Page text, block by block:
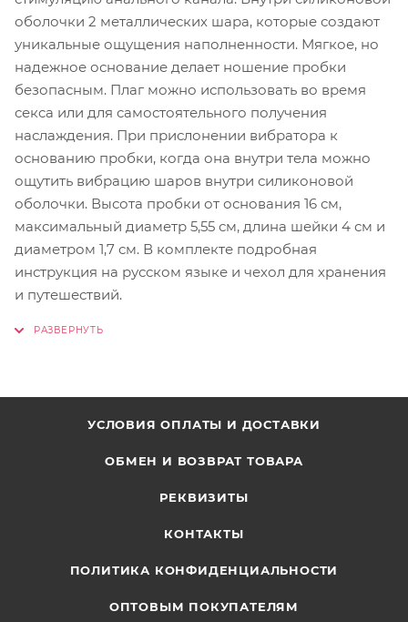
оболочки 2 металлических шара, которые создают
уникальные ощущения наполненности. Мягкое, но
надежное основание делает ношение пробки
безопасным. Плаг можно использовать во время
секса или для самостоятельного получения
наслаждения. При прислонении вибратора к
основанию пробки, когда она внутри тела можно
ощутить вибрацию шаров внутри силиконовой
оболочки. Высота пробки от основания 16 см,
максимальный диаметр 5,55 см, длина шейки 4 см и
диаметром 1,7 см. В комплекте подробная
инструкция на русском языке и чехол для хранения
и путешествий.
УСЛОВИЯ ОПЛАТЫ И ДОСТАВКИ
ОБМЕН И ВОЗВРАТ ТОВАРА
РЕКВИЗИТЫ
КОНТАКТЫ
ПОЛИТИКА КОНФИДЕНЦИАЛЬНОСТИ
ОПТОВЫМ ПОКУПАТЕЛЯМ